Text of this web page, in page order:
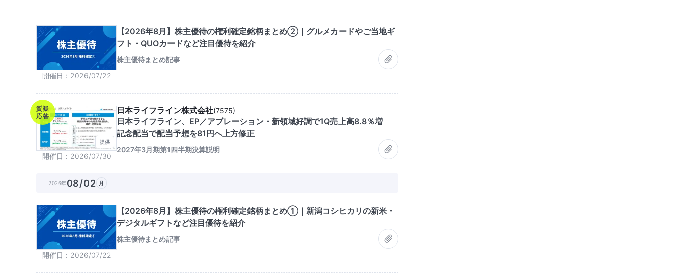
開催日 2026/07/22
【2026年8月】株主優待の権利確定銘柄まとめ②｜グルメカードやご当地ギ
フト・QUOカードなど注目優待を紹介
株主優待まとめ記事
質疑
応答
提供
開催日 2026/07/30
日本ライフライン株式会社(7575)
日本ライフライン、EP／アブレーション・新領域好調で1Q売上高8.8％増
記念配当で配当予想を81円へ上方修正
2027年3月期第1四半期決算説明
2026年08/02 月
開催日 2026/07/22
【2026年8月】株主優待の権利確定銘柄まとめ①｜新潟コシヒカリの新米・
デジタルギフトなど注目優待を紹介
株主優待まとめ記事